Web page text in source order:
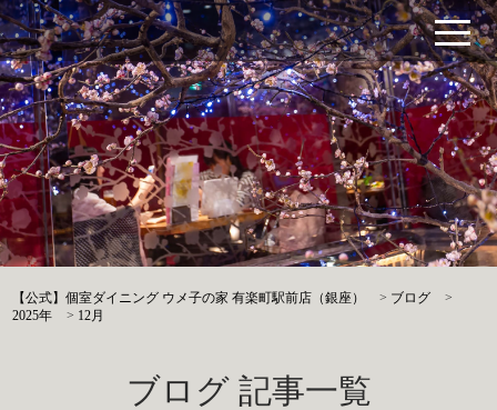
【公式】個室ダイニング ウメ子の家 有楽町駅前店（銀座） > ブログ
>
2025年
> 12月
ブログ 記事一覧